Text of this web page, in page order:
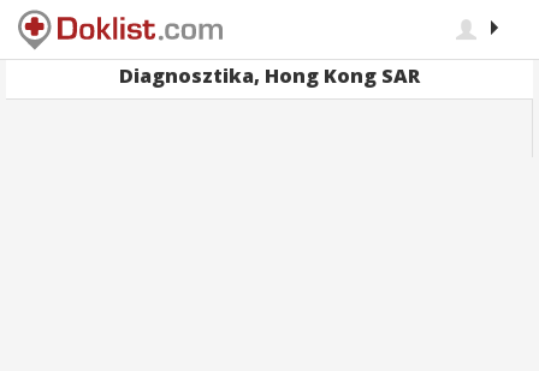
Diagnosztika, Hong Kong SAR